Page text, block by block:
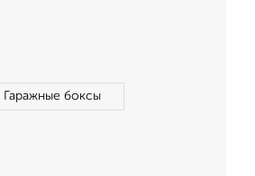
Гаражные боксы